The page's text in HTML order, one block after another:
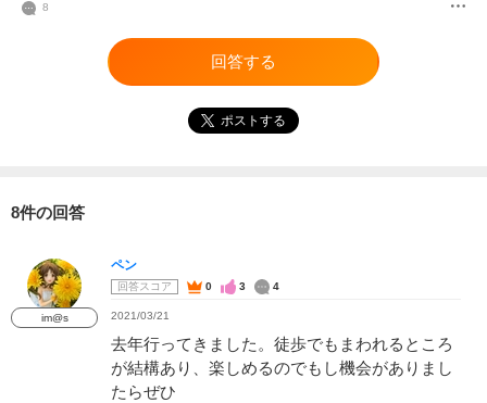
8
回答する
ポストする
8件の回答
im@s
ペン
回答スコア 0 3 4
2021/03/21
去年行ってきました。徒歩でもまわれるところ
が結構あり、楽しめるのでもし機会がありまし
たらぜひ